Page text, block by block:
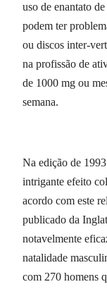
uso de enantato
podem ter
ou discos inter-
na profissão de
de 1000 mg ou
semana.
Na edição de
intrigante efeito
acordo com este
publicado da
notavelmente
natalidade
com 270 homens